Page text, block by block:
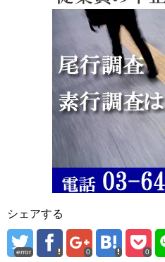
シェアする
error 0 0